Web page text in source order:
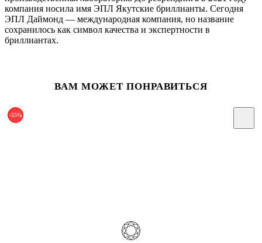
компания носила имя ЭПЛ Якутские бриллианты. Сегодня
ЭПЛ Даймонд — международная компания, но название
сохранилось как символ качества и экспертности в
бриллиантах.
ВАМ МОЖЕТ ПОНРАВИТЬСЯ
-55%